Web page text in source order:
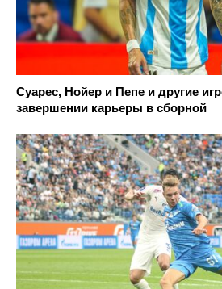
Суарес, Нойер и Пепе и другие
завершении карьеры в сборной